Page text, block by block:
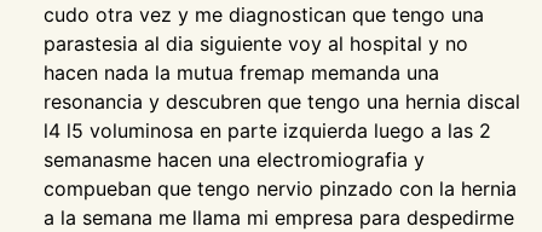
cudo otra vez y me diagnostican que tengo una
parastesia al dia siguiente voy al hospital y no
hacen nada la mutua fremap memanda una
resonancia y descubren que tengo una hernia discal
l4 l5 voluminosa en parte izquierda luego a las 2
semanasme hacen una electromiografia y
compueban que tengo nervio pinzado con la hernia
a la semana me llama mi empresa para despedirme